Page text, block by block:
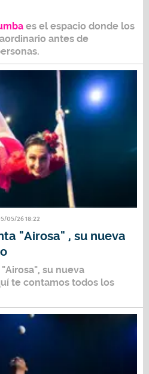
es el espacio donde los
antes de
05/26 18:22
"Airosa" , su nueva
Airosa", su nueva
te contamos todos los